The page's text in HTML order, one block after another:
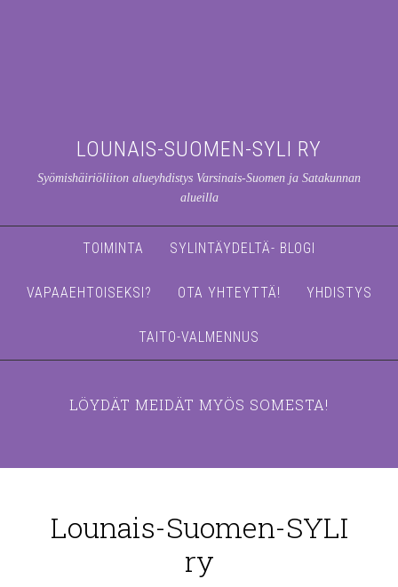
LOUNAIS-SUOMEN-SYLI RY
Syömishäiriöliiton alueyhdistys Varsinais-Suomen ja Satakunnan
alueilla
TOIMINTA SYLINTÄYDELTÄ- BLOGI
VAPAAEHTOISEKSI? OTA YHTEYTTÄ! YHDISTYS
TAITO-VALMENNUS
LÖYDÄT MEIDÄT MYÖS SOMESTA!
Lounais-Suomen-SYLI
ry